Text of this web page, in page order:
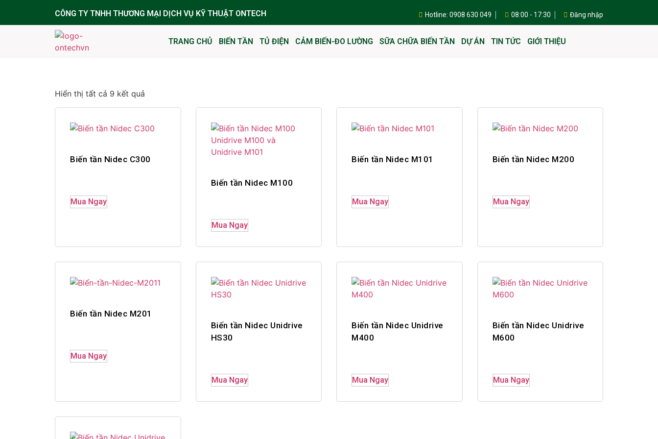
CÔNG TY TNHH THƯƠNG MẠI DỊCH VỤ KỸ THUẬT ONTECH Hotline: 0908 630 049 08:00 - 17:30 Đăng nhập
TRANG CHỦ BIẾN TẦN TỦ ĐIỆN CẢM BIẾN-ĐO LƯỜNG SỮA CHỮA BIẾN TẦN DỰ ÁN TIN TỨC GIỚI THIỆU
Hiển thị tất cả 9 kết quả
Biến tần Nidec C300
Mua Ngay
Biến tần Nidec M100
Mua Ngay
Biến tần Nidec M101
Mua Ngay
Biến tần Nidec M200
Mua Ngay
Biến tần Nidec M201
Mua Ngay
Biến tần Nidec Unidrive
HS30
Mua Ngay
Biến tần Nidec Unidrive
M400
Mua Ngay
Biến tần Nidec Unidrive
M600
Mua Ngay